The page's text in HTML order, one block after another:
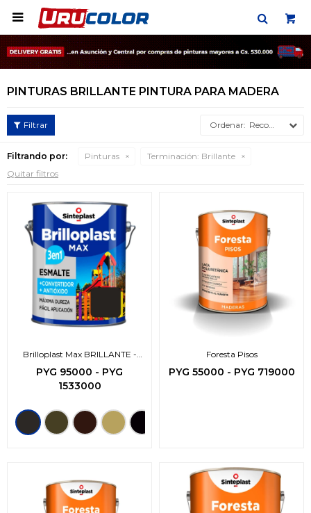

PINTURAS BRILLANTE PINTURA PARA MADERA
Recomendados
Filtrando por: Pinturas Terminación: Brillante
Quitar filtros
Brilloplast Max BRILLANTE -
3en1-
PYG 95000 - PYG
1533000
Foresta Pisos
PYG 55000 - PYG 719000